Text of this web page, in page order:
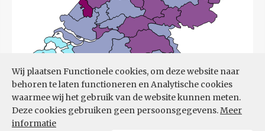
Wij plaatsen Functionele cookies, om deze website naar
behoren te laten functioneren en Analytische cookies
waarmee wij het gebruik van de website kunnen meten.
Deze cookies gebruiken geen persoonsgegevens.Meer
informatie